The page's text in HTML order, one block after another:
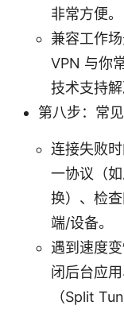
非常方便。
兼容工作
VPN 与你
技术支持
第八步：常
连接失败
一协议（
换）、检
端/设备。
遇到速度
闭后台应
（Split